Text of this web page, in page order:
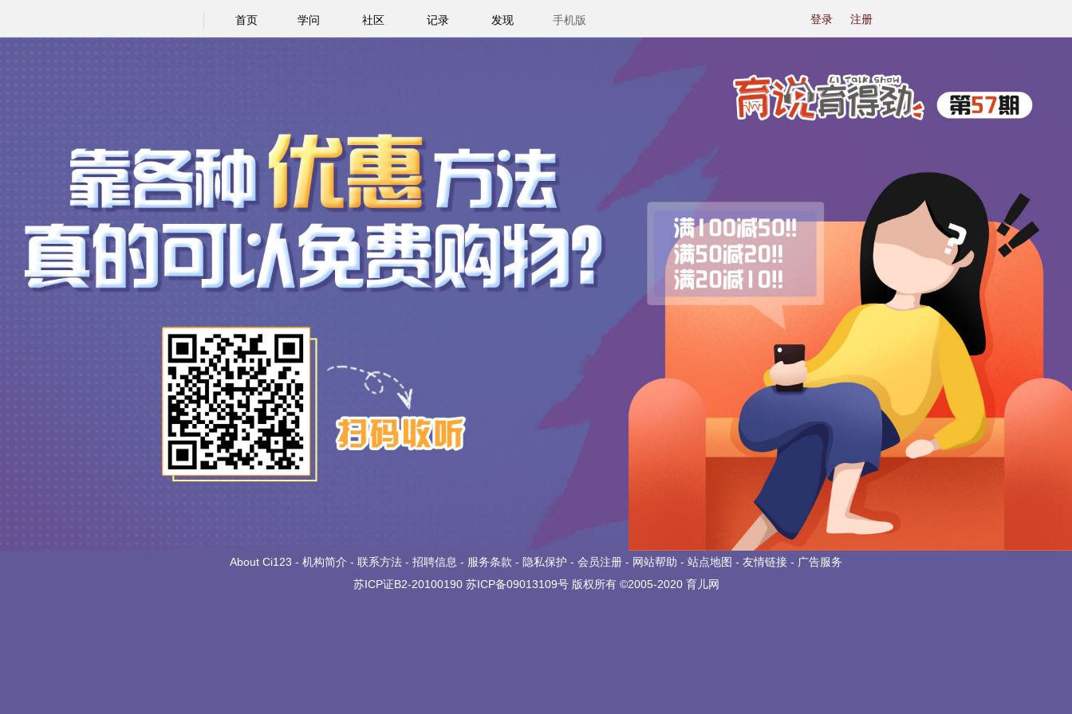
首页 学问 社区 记录 发现 手机版 注册
登录
About Ci123 - 机构简介 - 联系方法 - 招聘信息 - 服务条款 - 隐私保护 - 会员注册 - 网站帮助 - 站点地图 - 友情链接 - 广告服务
苏ICP证B2-20100190 苏ICP备09013109号版权所有 ©2005-2020 育儿网